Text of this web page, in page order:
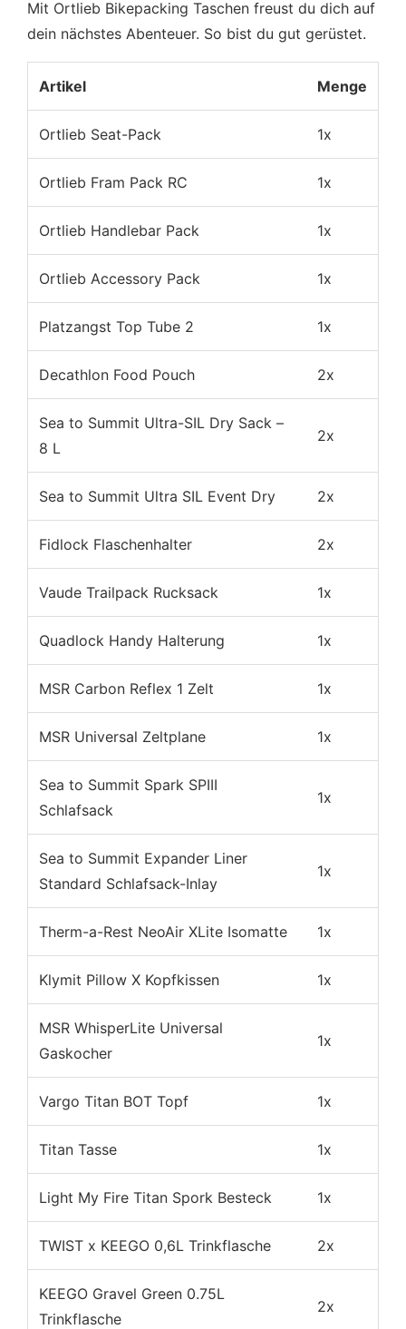
Mit Ortlieb Bikepacking Taschen freust du dich auf
dein nächstes Abenteuer. So bist du gut gerüstet.
Artikel Menge
Ortlieb Seat-Pack 1x
Ortlieb Fram Pack RC 1x
Ortlieb Handlebar Pack 1x
Ortlieb Accessory Pack 1x
Platzangst Top Tube 2 1x
Decathlon Food Pouch 2x
Sea to Summit Ultra-SIL Dry Sack –
8 L
2x
Sea to Summit Ultra SIL Event Dry 2x
Fidlock Flaschenhalter 2x
Vaude Trailpack Rucksack 1x
Quadlock Handy Halterung 1x
MSR Carbon Reflex 1 Zelt 1x
MSR Universal Zeltplane 1x
Sea to Summit Spark SPIII
Schlafsack
1x
Sea to Summit Expander Liner
Standard Schlafsack-Inlay
1x
Therm-a-Rest NeoAir XLite Isomatte 1x
Klymit Pillow X Kopfkissen 1x
MSR WhisperLite Universal
Gaskocher
1x
Vargo Titan BOT Topf 1x
Titan Tasse 1x
Light My Fire Titan Spork Besteck 1x
TWIST x KEEGO 0,6L Trinkflasche 2x
KEEGO Gravel Green 0.75L
Trinkflasche
2x